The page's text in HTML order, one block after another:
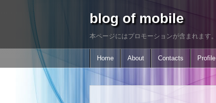
blog of mobile
本ページにはプロモーションが含まれます。
Home About Contacts Profile